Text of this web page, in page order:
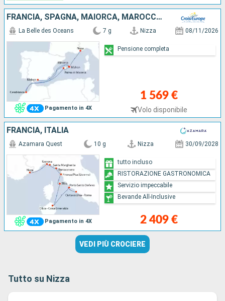
FRANCIA, SPAGNA, MAIORCA, MAROCCO, MINORCA
Pagamento in 4X
La Belle des Oceans 7 g Nizza 08/11/2026
1 569 €
Volo disponibile
Pensione completa
FRANCIA, ITALIA
Pagamento in 4X
Azamara Quest 10 g Nizza 30/09/2028
2 409 €
tutto incluso
RISTORAZIONE GASTRONOMICA
Servizio impeccabile
Bevande All-Inclusive
VEDI PIÙ CROCIERE
Tutto su Nizza